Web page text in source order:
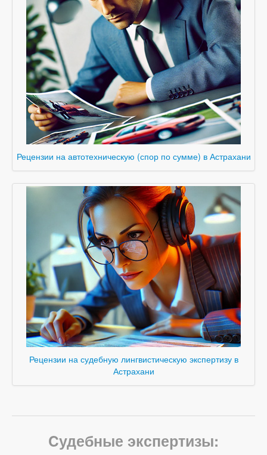
Рецензии на автотехническую (спор по сумме) в Астрахани
Рецензии на судебную лингвистическую экспертизу в
Астрахани
Cудебные экспертизы: